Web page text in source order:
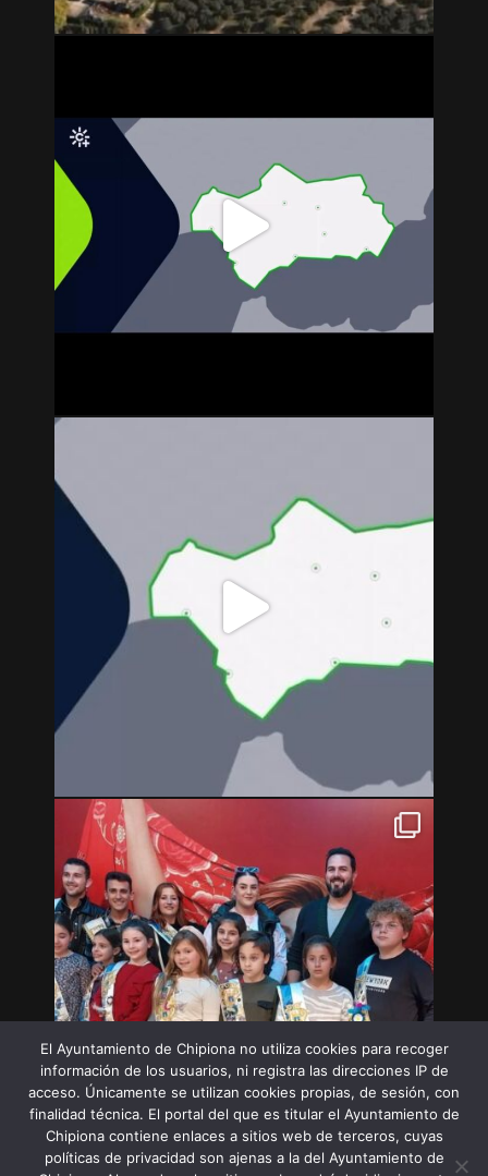
El Ayuntamiento de Chipiona no utiliza cookies para recoger
información de los usuarios, ni registra las direcciones IP de
acceso. Únicamente se utilizan cookies propias, de sesión, con
finalidad técnica. El portal del que es titular el Ayuntamiento de
Chipiona contiene enlaces a sitios web de terceros, cuyas
políticas de privacidad son ajenas a la del Ayuntamiento de